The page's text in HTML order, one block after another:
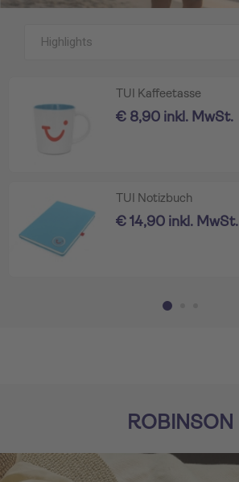
TUI Kaffeetasse
€ 8,90 inkl. MwSt.
TUI Notizbuch
€ 14,90 inkl. MwSt.
ROBINSON